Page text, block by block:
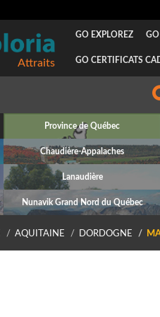
Attraits
GO EXPLOREZ GO
GO CERTIFICATS
Province de Québec
Chaudière-Appalaches
Lanaudière
Nunavik Grand Nord du Québec
AQUITAINE DORDOGNE